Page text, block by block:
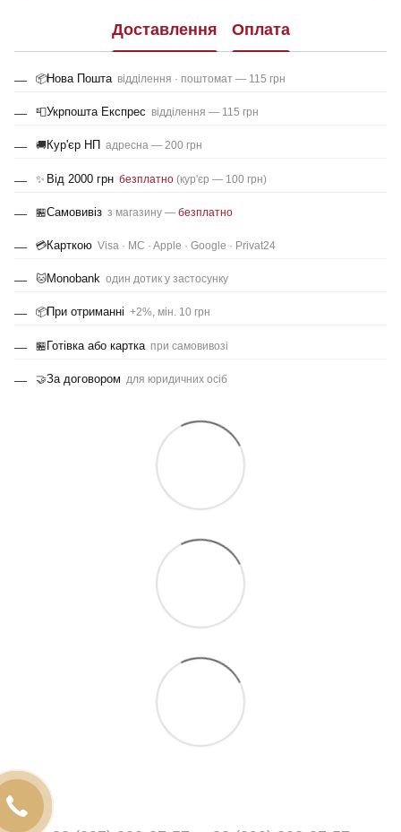
Доставлення Оплата
📦Нова Пошта відділення · поштомат — 115 грн
📮Укрпошта Експрес відділення — 115 грн
🚚Кур'єр НП адресна — 200 грн
✨ Від 2000 грн безплатно (кур'єр — 100 грн)
🏪Самовивіз з магазину — безплатно
💳Карткою Visa · MC · Apple · Google · Privat24
🐱Monobank один дотик у застосунку
📦При отриманні +2%, мін. 10 грн
🏪Готівка або картка при самовивозі
🤝За договором для юридичних осіб